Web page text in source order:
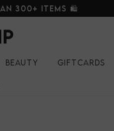
300+ items 🛍️
Beauty Giftcards